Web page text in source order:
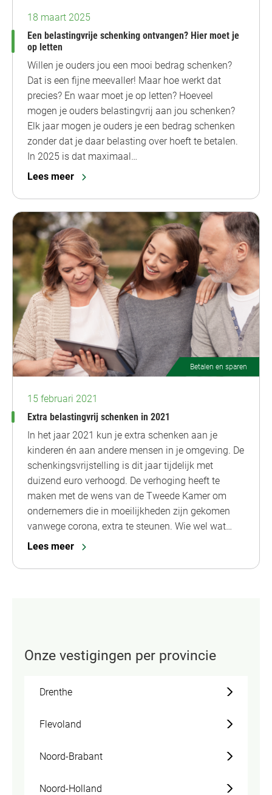
18 maart 2025
Een belastingvrije schenking ontvangen? Hier moet je
op letten
Willen je ouders jou een mooi bedrag schenken?
Dat is een fijne meevaller! Maar hoe werkt dat
precies? En waar moet je op letten? Hoeveel
mogen je ouders belastingvrij aan jou schenken?
Elk jaar mogen je ouders je een bedrag schenken
zonder dat je daar belasting over hoeft te betalen.
In 2025 is dat maximaal…
Lees meer
Betalen en sparen
15 februari 2021
Extra belastingvrij schenken in 2021
In het jaar 2021 kun je extra schenken aan je
kinderen én aan andere mensen in je omgeving. De
schenkingsvrijstelling is dit jaar tijdelijk met
duizend euro verhoogd. De verhoging heeft te
maken met de wens van de Tweede Kamer om
ondernemers die in moeilijkheden zijn gekomen
vanwege corona, extra te steunen. Wie wel wat…
Lees meer
Onze vestigingen per provincie
Drenthe
Flevoland
Noord-Brabant
Noord-Holland